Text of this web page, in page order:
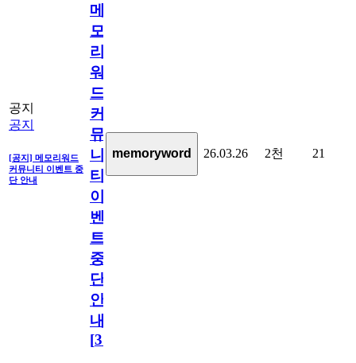
공지
공지
[공지] 메모리워드
커뮤니티 이벤트 중
단 안내
메
모
리
워
드
커
뮤
니
티
이
벤
트
중
단
안
내
[31
memoryword 26.03.26 2천 21